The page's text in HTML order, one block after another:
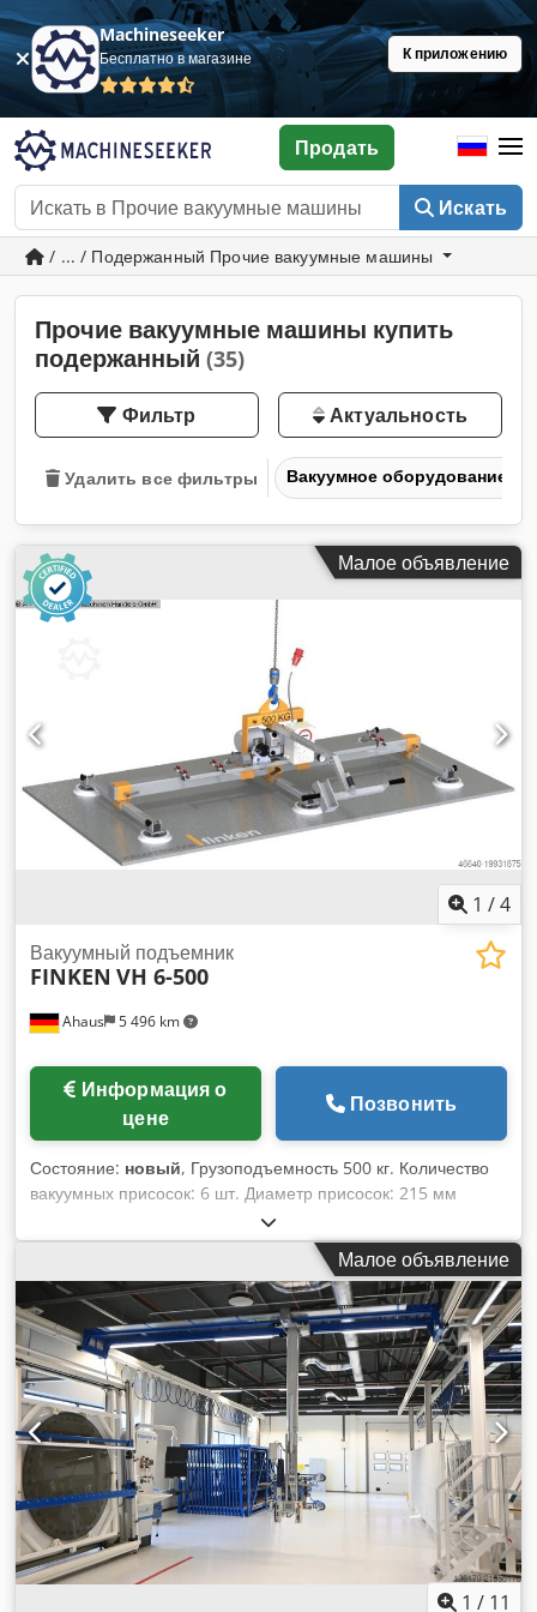
Machineseeker
Бесплатно в магазине К приложению
Искать
Продать
/ ... / Подержанный Прочие вакуумные машины
Прочие вакуумные машины купить
подержанный (35)
Фильтр Актуальность
Удалить все фильтры Вакуумное оборудование
Малое объявление
1 /4
Ahaus 5 496 km
Вакуумный подъемник
FINKEN VH 6-500
цене
Позвонить
Состояние: новый, Грузоподъемность 500 кг. Количество
вакуумных присосок: 6 шт. Диаметр присосок: 215 мм
Производительность вакуумного насоса: 8,0 м³/ч Крановая
проушина: 80,0 мм Напряжение: 400 В Общая
потребляемая мощность: 0,18 кВт Масса машины: ок. 120
кг Габаритные размеры: ок. 2400 x 1100 x 584 мм
Комплектация: - для горизонтальной транспортировки
гладких, сухих и герметичных плит - Прочная несущая
конструкция из стали - Покраска по RAL 2000, небольшая
собственная масса - Оцинкованная продольная траверса
длиной 2400 мм - 3 оцинкованные поперечные траверсы
длиной по 1000 мм - 6 подпружиненных, шарнирных и
регулируемых держателей присосок - 6 присосок Ø 215 мм
- Надёжный сухой роторно-пластинчатый вакуумный насос
с минимальным обслуживанием - Производительность
всасывания 8 м³/ч, предельный вакуум 85 % (150 мбар) - 3
фазы 230/400 В + PE, 50 Гц, кабель ок. 0,5 м Csdpfjxak
Ddox Aa Derf - Выдвигаемая ручка управления длиной
Малое объявление
1 / 11